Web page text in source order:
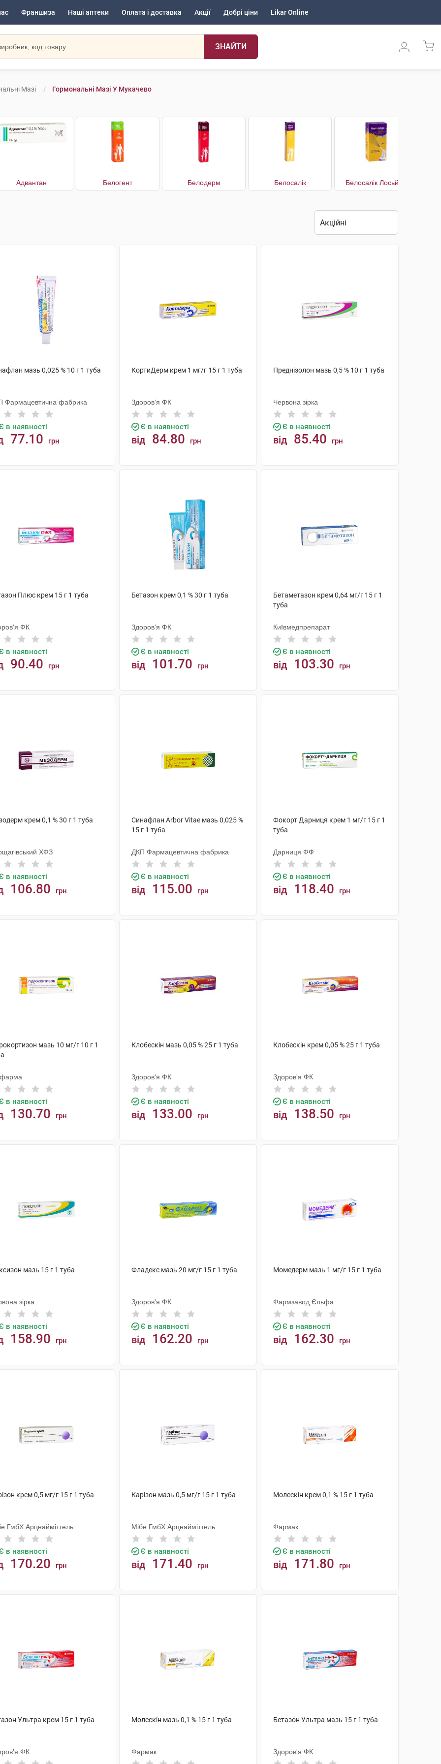
Франшиза Наші аптеки Оплата і доставка Акції Добрі ціни Likar Online
ЗНАЙТИ
Мазі Гормональні Мазі У Мукачево
Адвантан Белогент Белодерм Белосалік Белосалік Лосьйон
мазь 0,025 % 10 г 1 туба
Фармацевтична фабрика
в наявності
77.10 грн
КортиДерм крем 1 мг/г 15 г 1 туба
Здоров'я ФК
Є в наявності
від 84.80 грн
Преднізолон мазь 0,5 % 10 г 1 туба
Червона зірка
Є в наявності
від 85.40 грн
Плюс крем 15 г 1 туба
ФК
в наявності
90.40 грн
Бетазон крем 0,1 % 30 г 1 туба
Здоров'я ФК
Є в наявності
від 101.70 грн
Бетаметазон крем 0,64 мг/г 15 г 1
туба
Київмедпрепарат
Є в наявності
від 103.30 грн
крем 0,1 % 30 г 1 туба
ХФЗ
в наявності
106.80 грн
Синафлан Arbor Vitae мазь 0,025 %
15 г 1 туба
ДКП Фармацевтична фабрика
Є в наявності
від 115.00 грн
Фокорт Дарниця крем 1 мг/г 15 г 1
туба
Дарниця ФФ
Є в наявності
від 118.40 грн
мазь 10 мг/г 10 г 1
в наявності
130.70 грн
Клобескін мазь 0,05 % 25 г 1 туба
Здоров'я ФК
Є в наявності
від 133.00 грн
Клобескін крем 0,05 % 25 г 1 туба
Здоров'я ФК
Є в наявності
від 138.50 грн
мазь 15 г 1 туба
зірка
в наявності
158.90 грн
Фладекс мазь 20 мг/г 15 г 1 туба
Здоров'я ФК
Є в наявності
від 162.20 грн
Момедерм мазь 1 мг/г 15 г 1 туба
Фармзавод Єльфа
Є в наявності
від 162.30 грн
крем 0,5 мг/г 15 г 1 туба
ГмбХ Арцнайміттель
в наявності
170.20 грн
Карiзон мазь 0,5 мг/г 15 г 1 туба
Мібе ГмбХ Арцнайміттель
Є в наявності
від 171.40 грн
Молескін крем 0,1 % 15 г 1 туба
Фармак
Є в наявності
від 171.80 грн
Ультра крем 15 г 1 туба
ФК
Молескін мазь 0,1 % 15 г 1 туба
Фармак
Бетазон Ультра мазь 15 г 1 туба
Здоров'я ФК